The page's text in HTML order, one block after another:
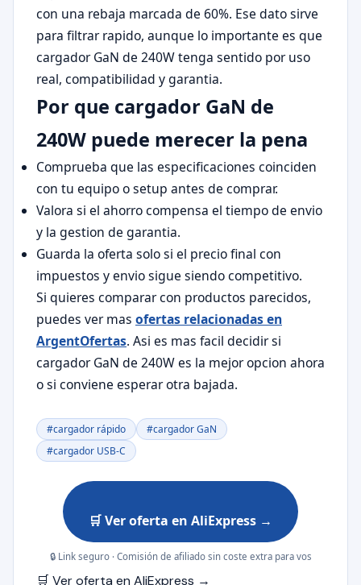
con una rebaja marcada de 60%. Ese dato sirve
para filtrar rapido, aunque lo importante es que
cargador GaN de 240W tenga sentido por uso
real, compatibilidad y garantia.
Por que cargador GaN de
240W puede merecer la pena
Comprueba que las especificaciones coinciden
con tu equipo o setup antes de comprar.
Valora si el ahorro compensa el tiempo de envio
y la gestion de garantia.
Guarda la oferta solo si el precio final con
impuestos y envio sigue siendo competitivo.
Si quieres comparar con productos parecidos,
puedes ver mas ofertas relacionadas en
ArgentOfertas. Asi es mas facil decidir si
cargador GaN de 240W es la mejor opcion ahora
o si conviene esperar otra bajada.
#cargador rápido
#cargador GaN
#cargador USB-C
🛒 Ver oferta en AliExpress →
🔒 Link seguro · Comisión de afiliado sin coste extra para vos
🛒 Ver oferta en AliExpress →